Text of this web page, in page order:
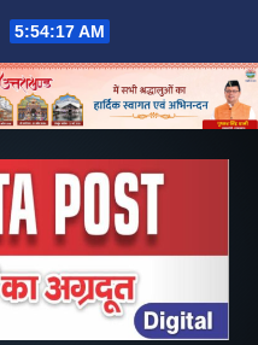
5:54:18 AM